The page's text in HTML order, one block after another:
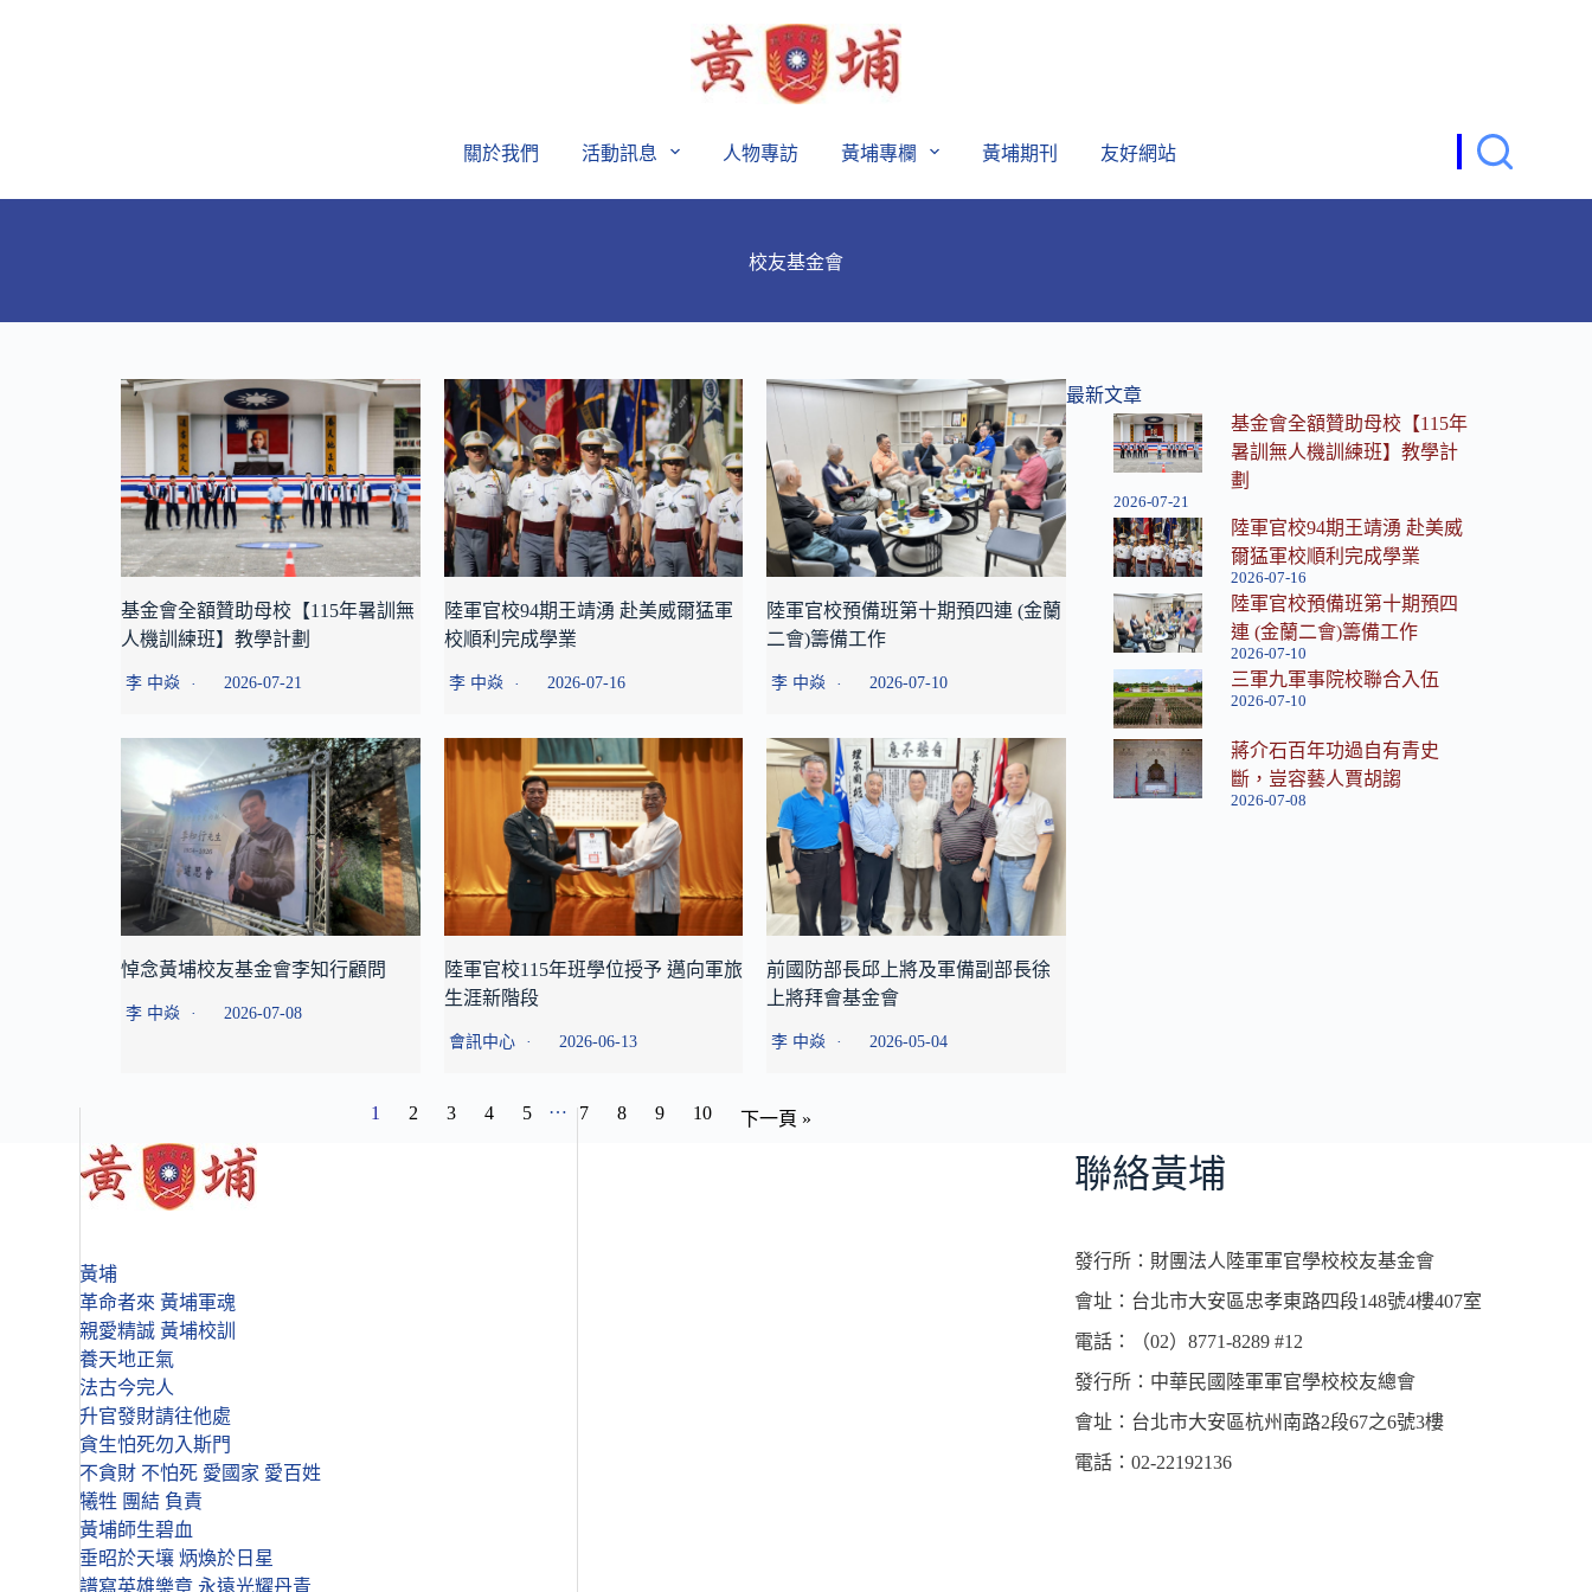
關於我們 活動訊息 人物專訪 黃埔專欄 黃埔期刊 友好網站
校友基金會
基金會全額贊助母校【115年暑訓無
人機訓練班】教學計劃
李 中焱 2026-07-21
陸軍官校94期王靖湧 赴美威爾猛軍
校順利完成學業
李 中焱 2026-07-16
陸軍官校預備班第十期預四連 (金蘭
二會)籌備工作
李 中焱 2026-07-10
悼念黃埔校友基金會李知行顧問
李 中焱 2026-07-08
陸軍官校115年班學位授予 邁向軍旅
生涯新階段
會訊中心 2026-06-13
前國防部長邱上將及軍備副部長徐
上將拜會基金會
李 中焱 2026-05-04
1 2 3 4 5 … 7 8 9 10 下一頁 »
最新文章
基金會全額贊助母校【115年
暑訓無人機訓練班】教學計
劃
2026-07-21
陸軍官校94期王靖湧 赴美威
爾猛軍校順利完成學業
2026-07-16
陸軍官校預備班第十期預四
連 (金蘭二會)籌備工作
2026-07-10
三軍九軍事院校聯合入伍
2026-07-10
蔣介石百年功過自有青史
斷，豈容藝人賈胡謅
2026-07-08
黃埔
革命者來 黃埔軍魂
親愛精誠 黃埔校訓
養天地正氣
法古今完人
升官發財請往他處
貪生怕死勿入斯門
不貪財 不怕死 愛國家 愛百姓
犧牲 團結 負責
黃埔師生碧血
垂昭於天壤 炳煥於日星
譜寫英雄樂章 永遠光耀丹青
聯絡黃埔
發行所：財團法人陸軍軍官學校校友基金會
會址：台北市大安區忠孝東路四段148號4樓407室
電話：（02）8771-8289 #12
發行所：中華民國陸軍軍官學校校友總會
會址：台北市大安區杭州南路2段67之6號3樓
電話：02-22192136